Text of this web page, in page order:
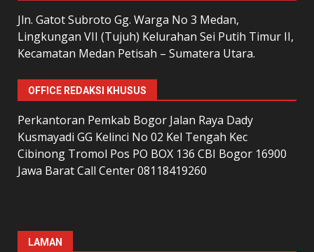
Jln. Gatot Subroto Gg. Warga No 3 Medan,
Lingkungan VII (Tujuh) Kelurahan Sei Putih Timur II,
Kecamatan Medan Petisah – Sumatera Utara.
OFFICE REDAKSI KHUSUS
Perkantoran Pemkab Bogor Jalan Raya Dady
Kusmayadi GG Kelinci No 02 Kel Tengah Kec
Cibinong Tromol Pos PO BOX 136 CBI Bogor 16900
Jawa Barat Call Center 08118419260
LAMAN